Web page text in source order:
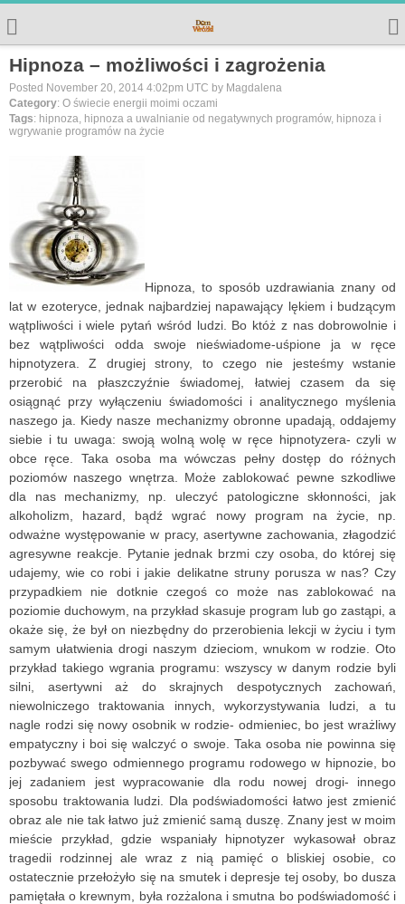
Hipnoza – możliwości i zagrożenia
Posted November 20, 2014 4:02pm UTC by Magdalena
Category: O świecie energii moimi oczami
Tags: hipnoza, hipnoza a uwalnianie od negatywnych programów, hipnoza i
wgrywanie programów na życie
Hipnoza, to sposób uzdrawiania znany od
lat w ezoteryce, jednak najbardziej napawający lękiem i budzącym
wątpliwości i wiele pytań wśród ludzi. Bo któż z nas dobrowolnie i
bez wątpliwości odda swoje nieświadome-uśpione ja w ręce
hipnotyzera. Z drugiej strony, to czego nie jesteśmy wstanie
przerobić na płaszczyźnie świadomej, łatwiej czasem da się
osiągnąć przy wyłączeniu świadomości i analitycznego myślenia
naszego ja. Kiedy nasze mechanizmy obronne upadają, oddajemy
siebie i tu uwaga: swoją wolną wolę w ręce hipnotyzera- czyli w
obce ręce. Taka osoba ma wówczas pełny dostęp do różnych
poziomów naszego wnętrza. Może zablokować pewne szkodliwe
dla nas mechanizmy, np. uleczyć patologiczne skłonności, jak
alkoholizm, hazard, bądź wgrać nowy program na życie, np.
odważne występowanie w pracy, asertywne zachowania, złagodzić
agresywne reakcje. Pytanie jednak brzmi czy osoba, do której się
udajemy, wie co robi i jakie delikatne struny porusza w nas? Czy
przypadkiem nie dotknie czegoś co może nas zablokować na
poziomie duchowym, na przykład skasuje program lub go zastąpi, a
okaże się, że był on niezbędny do przerobienia lekcji w życiu i tym
samym ułatwienia drogi naszym dzieciom, wnukom w rodzie. Oto
przykład takiego wgrania programu: wszyscy w danym rodzie byli
silni, asertywni aż do skrajnych despotycznych zachowań,
niewolniczego traktowania innych, wykorzystywania ludzi, a tu
nagle rodzi się nowy osobnik w rodzie- odmieniec, bo jest wrażliwy
empatyczny i boi się walczyć o swoje. Taka osoba nie powinna się
pozbywać swego odmiennego programu rodowego w hipnozie, bo
jej zadaniem jest wypracowanie dla rodu nowej drogi- innego
sposobu traktowania ludzi. Dla podświadomości łatwo jest zmienić
obraz ale nie tak łatwo już zmienić samą duszę. Znany jest w moim
mieście przykład, gdzie wspaniały hipnotyzer wykasował obraz
tragedii rodzinnej ale wraz z nią pamięć o bliskiej osobie, co
ostatecznie przełożyło się na smutek i depresje tej osoby, bo dusza
pamiętała o krewnym, była rozżalona i smutna bo podświadomość i